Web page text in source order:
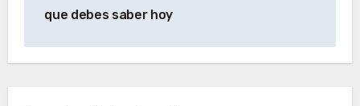
que debes saber hoy